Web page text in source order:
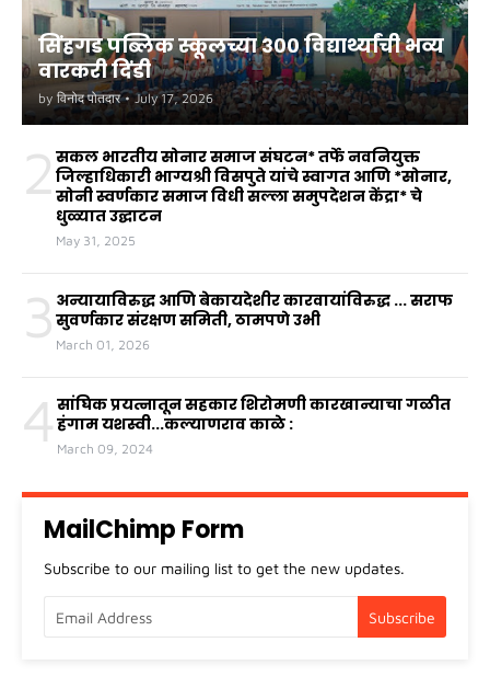
सिंहगड पब्लिक स्कूलच्या ३०० विद्यार्थ्यांची भव्य
वारकरी दिंडी
by विनोद पोतदार • July 17, 2026
2 सकल भारतीय सोनार समाज संघटन* तर्फे नवनियुक्त
जिल्हाधिकारी भाग्यश्री विसपुते यांचे स्वागत आणि *सोनार,
सोनी स्वर्णकार समाज विधी सल्ला समुपदेशन केंद्रा* चे
धुळ्यात उद्घाटन
May 31, 2025
3 अन्यायाविरुद्ध आणि बेकायदेशीर कारवायांविरुद्ध ... सराफ
सुवर्णकार संरक्षण समिती, ठामपणे उभी
March 01, 2026
4 सांघिक प्रयत्नातून सहकार शिरोमणी कारखान्याचा गळीत
हंगाम यशस्वी...कल्याणराव काळे :
March 09, 2024
MailChimp Form
Subscribe to our mailing list to get the new updates.